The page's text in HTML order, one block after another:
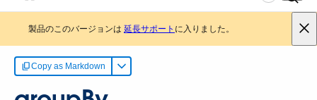
製品のこのバージョンは 延長サポート に入りました。
Copy as Markdown